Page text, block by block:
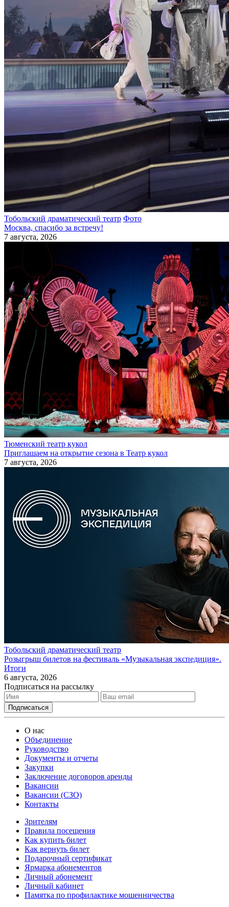
Тобольский драматический театр Фото
Москва, спасибо за встречу!
7 августа, 2026
Тюменский театр кукол
Приглашаем на открытие сезона в Театр кукол
7 августа, 2026
Тобольский драматический театр
Розыгрыш билетов на фестиваль «Музыкальная экспедиция».
Итоги
6 августа, 2026
Подписаться на рассылку
О нас
Объединение
Руководство
Документы и отчеты
Закупки
Заключение договоров аренды
Вакансии
Вакансии (СЗО)
Контакты
Зрителям
Правила посещения
Как купить билет
Как вернуть билет
Подарочный сертификат
Ярмарка абонементов
Личный абонемент
Личный кабинет
Памятка по профилактике мошенничества